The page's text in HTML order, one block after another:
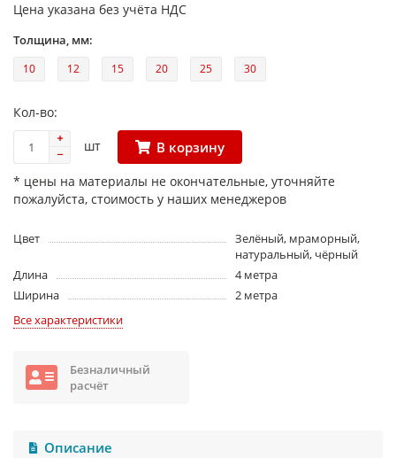
Цена указана без учёта НДС
Толщина, мм:
10 12 15 20 25 30
Кол-во:
шт
В корзину
* цены на материалы не окончательные, уточняйте
пожалуйста, стоимость у наших менеджеров
Цвет
Зелёный, мраморный,
натуральный, чёрный
Длина
4 метра
Ширина
2 метра
Все характеристики
Безналичный
расчёт
Описание